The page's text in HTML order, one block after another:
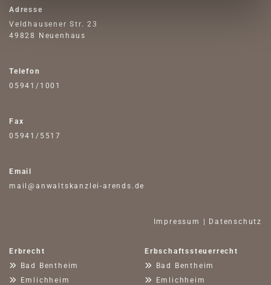
Adresse
Veldhausener Str. 23
49828 Neuenhaus
Telefon
05941/1001
Fax
05941/5517
Email
mail@anwaltskanzlei-arends.de
Impressum | Datenschutz
Erbrecht
 Bad Bentheim
 Emlichheim
Erbschaftssteuerrecht
 Bad Bentheim
 Emlichheim